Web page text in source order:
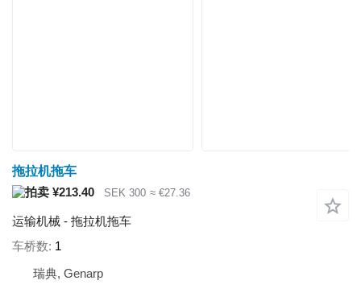
拖拉机拖车
¥213.40
SEK 300 ≈ €27.36
运输机械 - 拖拉机拖车
车桥数 1
瑞典, Genarp